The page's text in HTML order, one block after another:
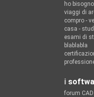
ho
viaggi di
compro -
casa -
esami di
blablabla
i
forum CAD